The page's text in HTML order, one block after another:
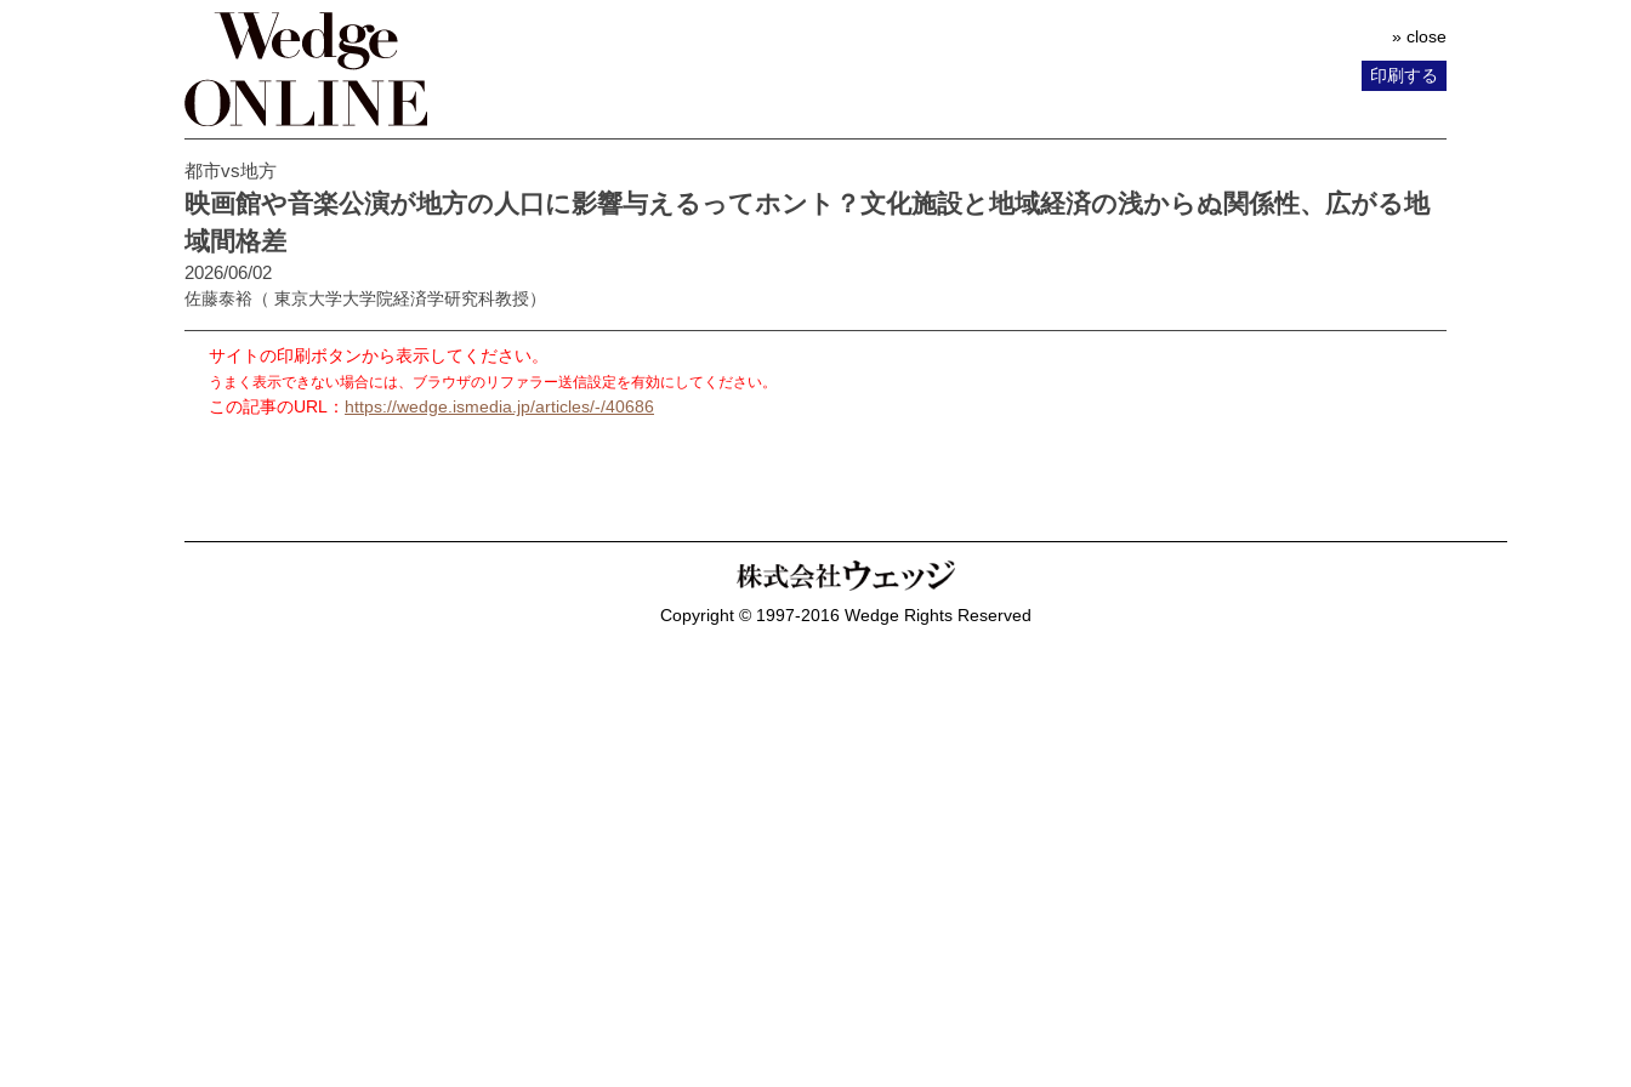
» close
印刷する
都市vs地方
映画館や音楽公演が地方の人口に影響与えるってホント？文化施設と地域経済の浅からぬ関係性、広がる地
域間格差
2026/06/02
佐藤泰裕 （ 東京大学大学院経済学研究科教授）
サイトの印刷ボタンから表示してください。
うまく表示できない場合には、ブラウザのリファラー送信設定を有効にしてください。
この記事のURL： https://wedge.ismedia.jp/articles/-/40686
Copyright © 1997-2016 Wedge Rights Reserved